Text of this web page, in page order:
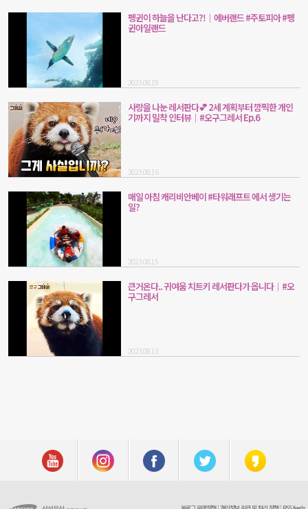
펭귄이 하늘을 난다고?!│에버랜드 #주토피아 #펭
귄아일랜드
2023.08.19
사랑을 나눈 레서판다💕 2세 계획부터 깜찍한 개인
기까지 밀착 인터뷰│#오구그레서 Ep.6
2023.08.16
매일 아침 캐리비안베이 #타워래프트 에서 생기는
일?
2023.08.15
큰거온다.. 귀여움 치트키 레서판다가 옵니다│#오
구그레서
2023.08.13